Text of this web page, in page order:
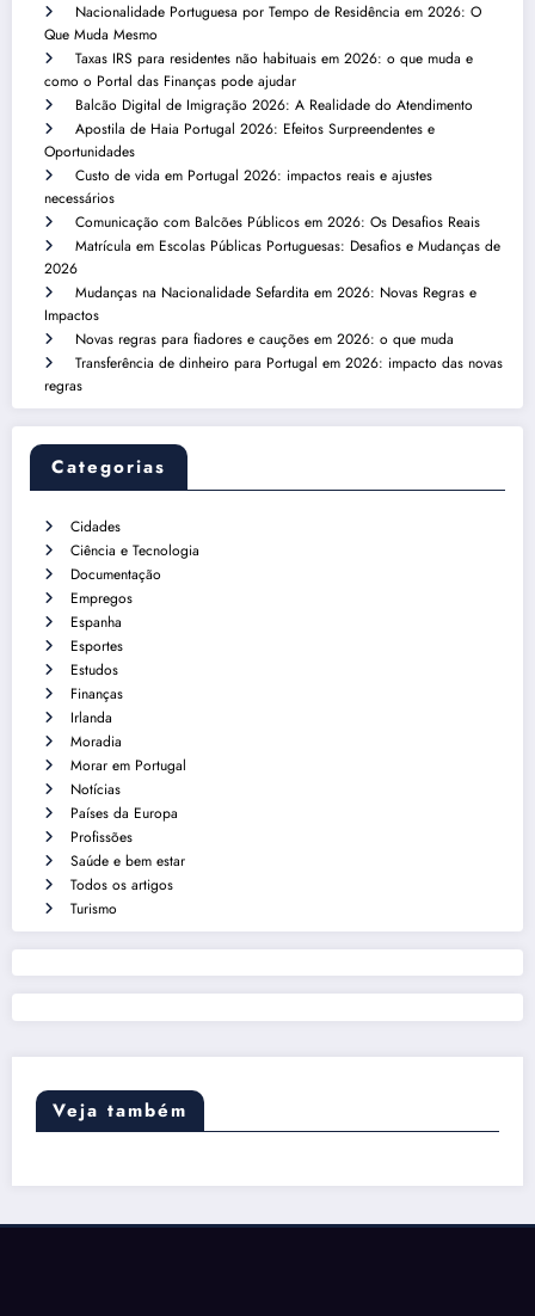
Nacionalidade Portuguesa por Tempo de Residência em 2026: O
Que Muda Mesmo
Taxas IRS para residentes não habituais em 2026: o que muda e
como o Portal das Finanças pode ajudar
Balcão Digital de Imigração 2026: A Realidade do Atendimento
Apostila de Haia Portugal 2026: Efeitos Surpreendentes e
Oportunidades
Custo de vida em Portugal 2026: impactos reais e ajustes
necessários
Comunicação com Balcões Públicos em 2026: Os Desafios Reais
Matrícula em Escolas Públicas Portuguesas: Desafios e Mudanças de
2026
Mudanças na Nacionalidade Sefardita em 2026: Novas Regras e
Impactos
Novas regras para fiadores e cauções em 2026: o que muda
Transferência de dinheiro para Portugal em 2026: impacto das novas
regras
Categorias
Cidades
Ciência e Tecnologia
Documentação
Empregos
Espanha
Esportes
Estudos
Finanças
Irlanda
Moradia
Morar em Portugal
Notícias
Países da Europa
Profissões
Saúde e bem estar
Todos os artigos
Turismo
Veja também